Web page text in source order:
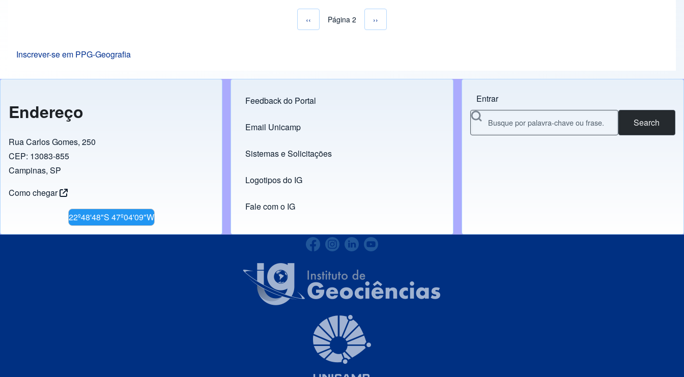
Paginação
Página anterior
‹‹ Página 2 Próxima página
››
Inscrever-se em PPG-Geografia
Endereço
Rua Carlos Gomes, 250
CEP: 13083-855
Campinas, SP
Como chegar
22º48'48"S 47º04'09"W
Footer menu
Feedback do Portal
Links
Email Unicamp
(opens in new tab)
Sistemas e Solicitações
(opens in new tab)
Logotipos do IG
(opens in new tab)
Fale com o IG
Menu do usuário
Entrar
Search